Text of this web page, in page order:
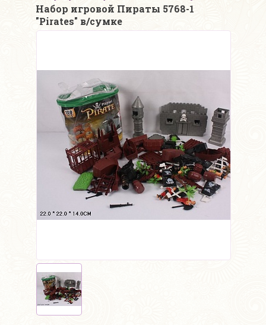
Набор игровой Пираты 5768-1
"Pirates" в/сумке